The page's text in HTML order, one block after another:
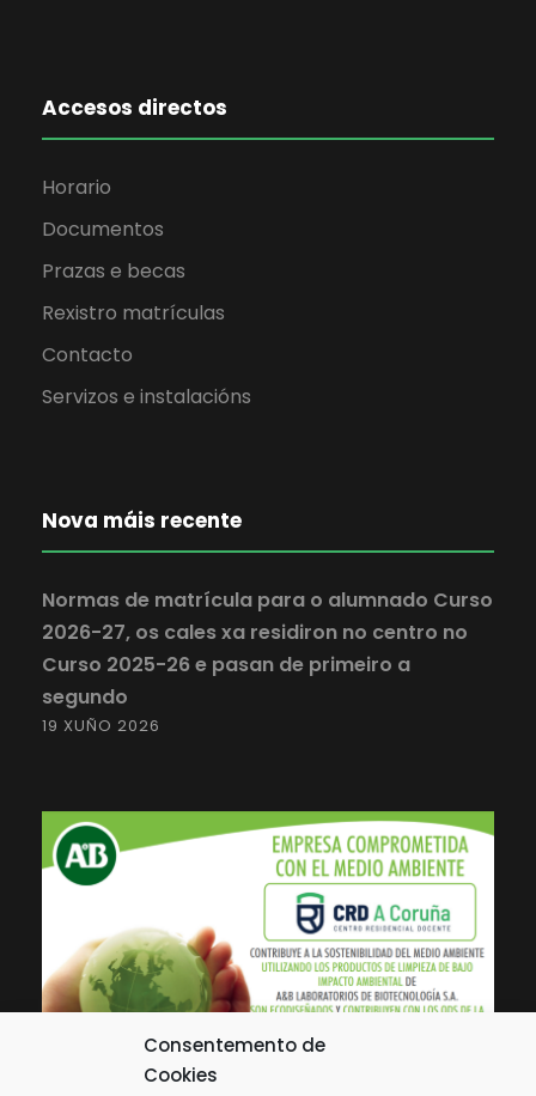
Consentemento de
Cookies
Accesos directos
Horario
Documentos
Prazas e becas
Rexistro matrículas
Contacto
Servizos e instalacións
Nova máis recente
Normas de matrícula para o alumnado Curso
2026-27, os cales xa residiron no centro no
Curso 2025-26 e pasan de primeiro a
segundo
19 XUÑO 2026